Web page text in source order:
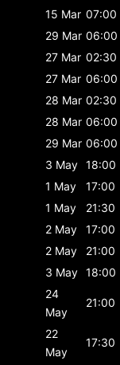
15 Mar 07:00
29 Mar 06:00
27 Mar 02:30
27 Mar 06:00
28 Mar 02:30
28 Mar 06:00
29 Mar 06:00
3 May 18:00
1 May
17:00
1 May
21:30
2 May
17:00
2 May
21:00
3 May 18:00
24
May
21:00
22
May
17:30